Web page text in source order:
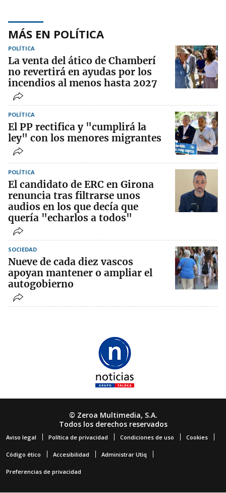
MÁS EN POLÍTICA
POLÍTICA
La venta del ático de Chamberí
no revertirá en ayudas por los
incendios al menos hasta 2027
POLÍTICA
El PP rectifica y "cumplirá la
ley" con los menores migrantes
POLÍTICA
El candidato de ERC en Girona
renuncia tras filtrarse unos
audios en los que decía que
quería "echarlos a todos"
SOCIEDAD
Nueve de cada diez vascos
apoyan mantener o ampliar el
autogobierno
© Zeroa Multimedia, S.A.
Todos los derechos reservados
Aviso legal Política de privacidad Condiciones de uso Cookies
Código ético Accesibilidad Administrar Utiq
Preferencias de privacidad